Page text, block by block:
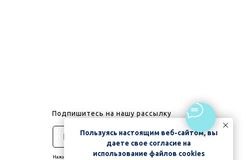
Подписаться
Подпишитесь на нашу рассылку
Нажимая на кнопку, вы даете согласие на обработку
Пользуясь настоящим веб-сайтом, вы
даете свое согласие на
использование файлов cookies